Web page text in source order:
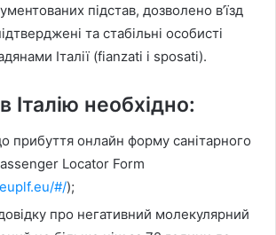
підстав, дозволено в’їзд
та стабільні особисті
Італії (fianzati і sposati).
Італію необхідно:
прибуття онлайн форму санітарного
Locator Form
#/);
про негативний молекулярний